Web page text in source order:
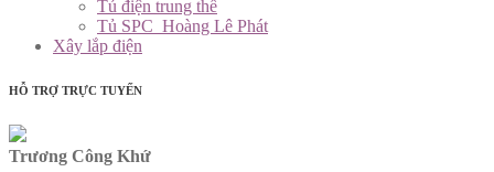
Tủ điện trung thế
Tủ SPC_Hoàng Lê Phát
Xây lắp điện
HỖ TRỢ TRỰC TUYẾN
Trương Công Khứ